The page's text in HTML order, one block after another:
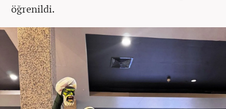
öğrenildi.